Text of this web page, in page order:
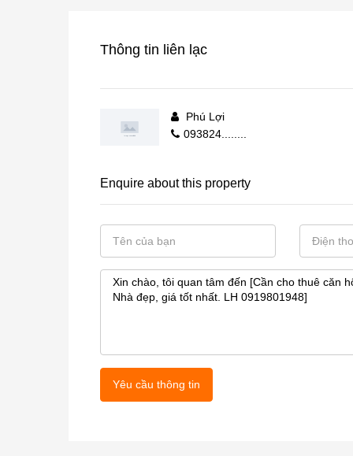
Thông tin liên lạc
Phú Lợi
093824........
Enquire about this property
Yêu cầu thông tin